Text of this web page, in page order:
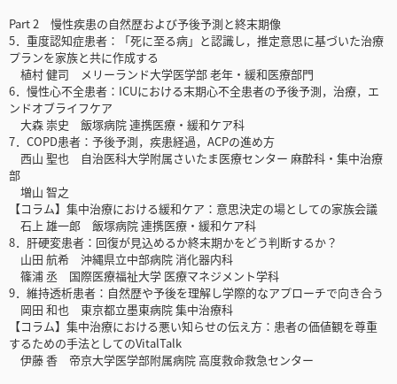
Part 2 慢性疾患の自然歴および予後予測と終末期像
5．重度認知症患者：「死に至る病」と認識し，推定意思に基づいた治療
プランを家族と共に作成する
植村 健司 メリーランド大学医学部 老年・緩和医療部門
6．慢性心不全患者：ICUにおける末期心不全患者の予後予測，治療，エ
ンドオブライフケア
大森 崇史 飯塚病院 連携医療・緩和ケア科
7．COPD患者：予後予測，疾患経過，ACPの進め方
西山 聖也 自治医科大学附属さいたま医療センター 麻酔科・集中治療
部
増山 智之
【コラム】集中治療における緩和ケア：意思決定の場としての家族会議
石上 雄一郎 飯塚病院 連携医療・緩和ケア科
8．肝硬変患者：回復が見込めるか終末期かをどう判断するか？
山田 航希 沖縄県立中部病院 消化器内科
篠浦 丞 国際医療福祉大学 医療マネジメント学科
9．維持透析患者：自然歴や予後を理解し学際的なアプローチで向き合う
岡田 和也 東京都立墨東病院 集中治療科
【コラム】集中治療における悪い知らせの伝え方：患者の価値観を尊重
するための手法としてのVitalTalk
伊藤 香 帝京大学医学部附属病院 高度救命救急センター